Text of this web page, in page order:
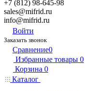
+7 (812) 98-645-98
sales@mifrid.ru
info@mifrid.ru
Войти
Заказать звонок
Сравнение0
Избранные товары 0
Корзина 0
Каталог